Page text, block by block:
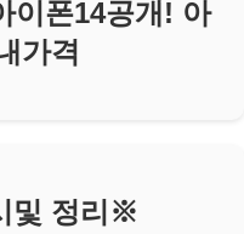
이폰14공개! 아
가격
및 정리※